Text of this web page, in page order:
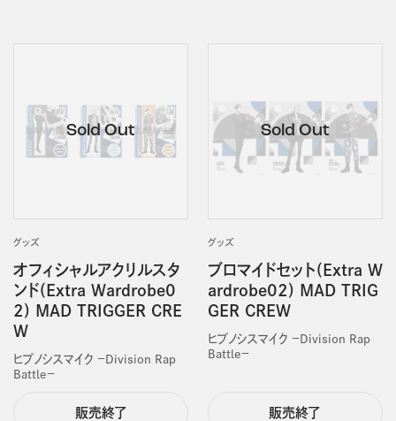
グッズ
オフィシャルアクリルスタ
ンド(Extra Wardrobe0
2) MAD TRIGGER CRE
W
ヒプノシスマイク －Division Rap
Battle－
販売終了
グッズ
ブロマイドセット(Extra W
ardrobe02) MAD TRIG
GER CREW
ヒプノシスマイク －Division Rap
Battle－
販売終了